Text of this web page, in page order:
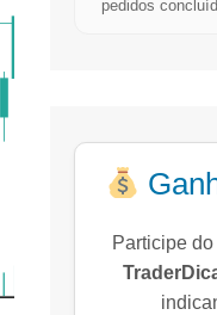
Jogo da Memória
pedidos
Participe do